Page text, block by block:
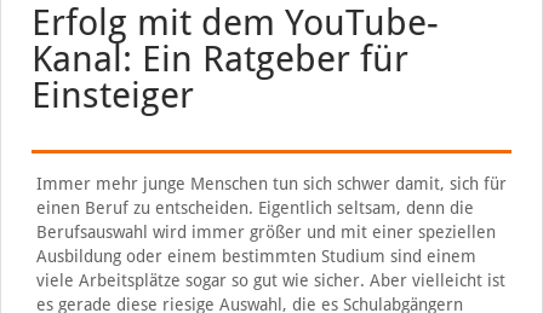
Erfolg mit dem YouTube-
Kanal: Ein Ratgeber für
Einsteiger
Immer mehr junge Menschen tun sich schwer damit, sich für
einen Beruf zu entscheiden. Eigentlich seltsam, denn die
Berufsauswahl wird immer größer und mit einer speziellen
Ausbildung oder einem bestimmten Studium sind einem
viele Arbeitsplätze sogar so gut wie sicher. Aber vielleicht ist
es gerade diese riesige Auswahl, die es Schulabgängern